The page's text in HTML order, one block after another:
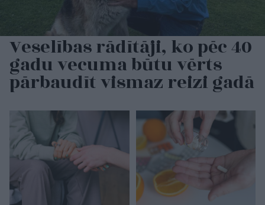
Veselības rādītāji, ko pēc 40
gadu vecuma būtu vērts
pārbaudīt vismaz reizi gadā